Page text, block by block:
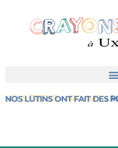
VOUS ÊTES ICI»ARCHIVES»
POUR PRÉPARER NOËL, NOS LUTINS ONT